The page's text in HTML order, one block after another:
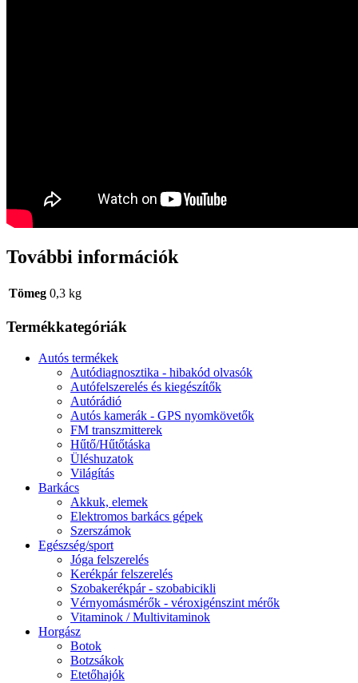
További információk
Tömeg 0,3 kg
Termékkategóriák
Autós termékek
Autódiagnosztika - hibakód olvasók
Autófelszerelés és kiegészítők
Autórádió
Autós kamerák - GPS nyomkövetők
FM transzmitterek
Hűtő/Hűtőtáska
Üléshuzatok
Világítás
Barkács
Akkuk, elemek
Elektromos barkács gépek
Szerszámok
Egészség/sport
Jóga felszerelés
Kerékpár felszerelés
Szobakerékpár - szobabicikli
Vérnyomásmérők - véroxigénszint mérők
Vitaminok / Multivitaminok
Horgász
Botok
Botzsákok
Etetőhajók